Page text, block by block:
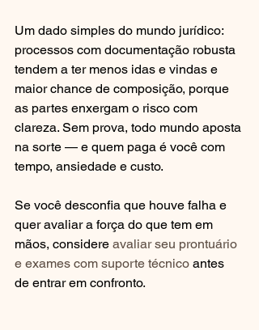
Um dado simples do mundo jurídico:
processos com documentação robusta
tendem a ter menos idas e vindas e
maior chance de composição, porque
as partes enxergam o risco com
clareza. Sem prova, todo mundo aposta
na sorte — e quem paga é você com
tempo, ansiedade e custo.
Se você desconfia que houve falha e
quer avaliar a força do que tem em
mãos, considere avaliar seu prontuário
e exames com suporte técnico antes
de entrar em confronto.